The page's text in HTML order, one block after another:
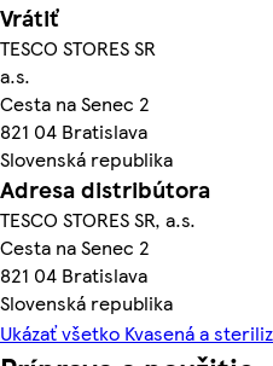
Vrátiť
TESCO STORES SR
a.s.
Cesta na Senec 2
821 04 Bratislava
Slovenská republika
Adresa distribútora
TESCO STORES SR, a.s.
Cesta na Senec 2
821 04 Bratislava
Slovenská republika
Ukázať všetko Kvasená a